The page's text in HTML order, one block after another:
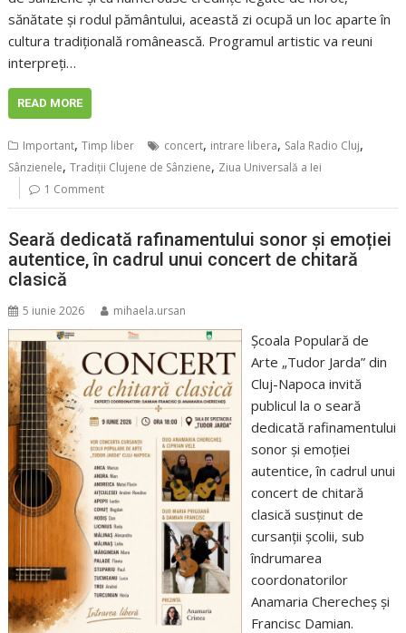
sănătate și rodul pământului, această zi ocupă un loc aparte în
cultura tradițională românească. Programul artistic va reuni
interpreți…
READ MORE
Important,Timp liber concert, intrare libera, Sala Radio Cluj,
Sânzienele,Tradiții Clujene de Sânziene, Ziua Universală a Iei
1 Comment
Seară dedicată rafinamentului sonor și emoției
autentice, în cadrul unui concert de chitară
clasică
5 iunie 2026 mihaela.ursan
Școala Populară de
Arte „Tudor Jarda” din
Cluj-Napoca invită
publicul la o seară
dedicată rafinamentului
sonor și emoției
autentice, în cadrul unui
concert de chitară
clasică susținut de
cursanții școlii, sub
îndrumarea
coordonatorilor
Anamaria Cherecheș și
Francisc Damian.